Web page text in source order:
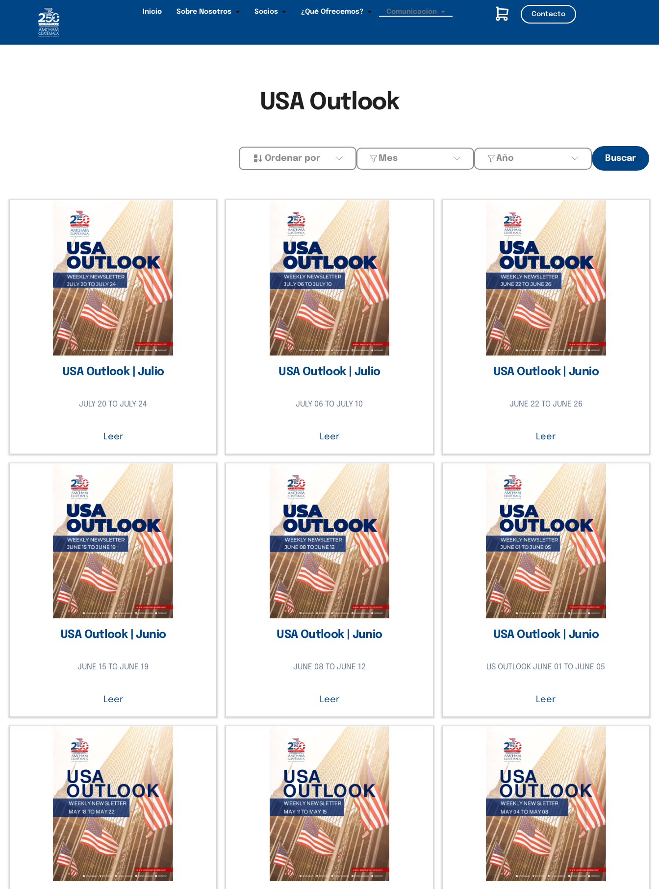
Inicio Sobre Nosotros Socios ¿Qué Ofrecemos? Comunicación Contacto
USA Outlook
Ordenar por
Descendente
Mes
Enero
Febrero
Marzo
Abril
Mayo
Junio
Julio
Agosto
Septiembre
Año
2026
Buscar
USA Outlook | Julio
JULY 20 TO JULY 24
Leer
USA Outlook | Julio
JULY 06 TO JULY 10
Leer
USA Outlook | Junio
JUNE 22 TO JUNE 26
Leer
USA Outlook | Junio
JUNE 15 TO JUNE 19
Leer
USA Outlook | Junio
JUNE 08 TO JUNE 12
Leer
USA Outlook | Junio
US OUTLOOK JUNE 01 TO JUNE 05
Leer